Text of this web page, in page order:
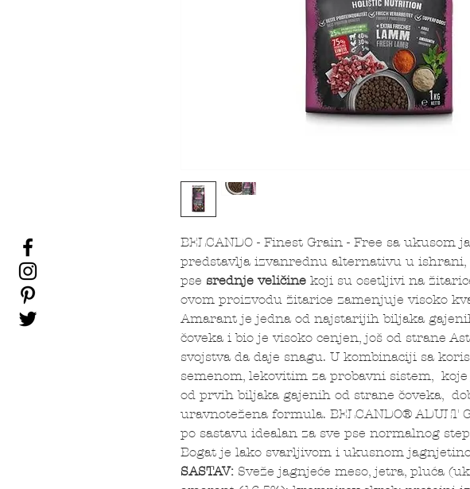
BELCANDO - Finest Grain - Free sa ukusom
predstavlja izvanrednu alternativu u ishrani,
pse srednje veličine koji su osetljivi na
ovom proizvodu žitarice zamenjuje visoko
Amarant je jedna od najstarijih biljaka
čoveka i bio je visoko cenjen, još od strane
svojstva da daje snagu. U kombinaciji sa
semenom, lekovitim za probavni sistem,
od prvih biljaka gajenih od strane čoveka,
uravnotežena formula. BELCANDO® ADULT
po sastavu idealan za sve pse normalnog
Bogat je lako svarljivom i ukusnom
SASTAV: Sveže jagnjeće meso, jetra, pluća